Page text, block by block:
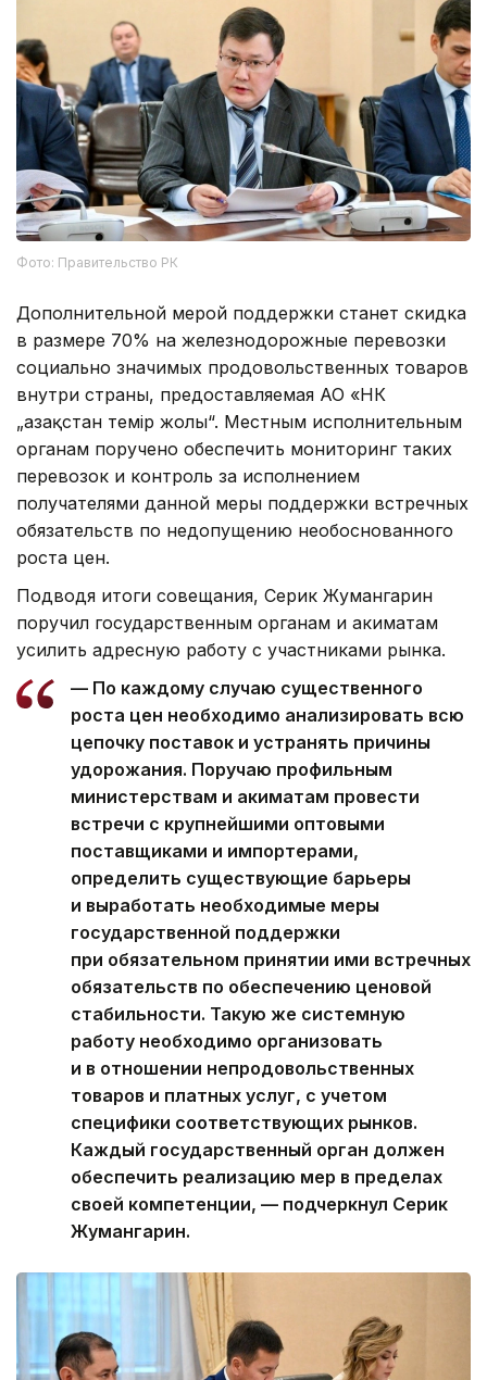
Фото: Правительство РК
Дополнительной мерой поддержки станет скидка
в размере 70% на железнодорожные перевозки
социально значимых продовольственных товаров
внутри страны, предоставляемая АО «НК
„Қазақстан темір жолы“. Местным исполнительным
органам поручено обеспечить мониторинг таких
перевозок и контроль за исполнением
получателями данной меры поддержки встречных
обязательств по недопущению необоснованного
роста цен.
Подводя итоги совещания, Серик Жумангарин
поручил государственным органам и акиматам
усилить адресную работу с участниками рынка.
— По каждому случаю существенного
роста цен необходимо анализировать всю
цепочку поставок и устранять причины
удорожания. Поручаю профильным
министерствам и акиматам провести
встречи с крупнейшими оптовыми
поставщиками и импортерами,
определить существующие барьеры
и выработать необходимые меры
государственной поддержки
при обязательном принятии ими встречных
обязательств по обеспечению ценовой
стабильности. Такую же системную
работу необходимо организовать
и в отношении непродовольственных
товаров и платных услуг, с учетом
специфики соответствующих рынков.
Каждый государственный орган должен
обеспечить реализацию мер в пределах
своей компетенции, — подчеркнул Серик
Жумангарин.